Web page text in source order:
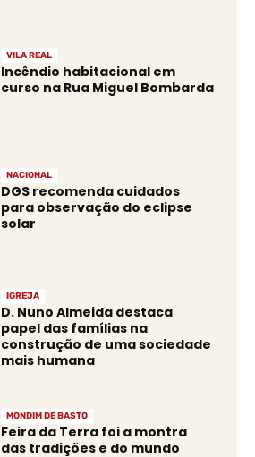
VILA REAL
Incêndio habitacional em
curso na Rua Miguel Bombarda
NACIONAL
DGS recomenda cuidados
para observação do eclipse
solar
IGREJA
D. Nuno Almeida destaca
papel das famílias na
construção de uma sociedade
mais humana
MONDIM DE BASTO
Feira da Terra foi a montra
das tradições e do mundo